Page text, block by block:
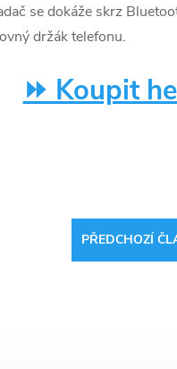
se dokáže skrz
držák telefonu.
⏩ Koupit
PŘEDCHOZÍ